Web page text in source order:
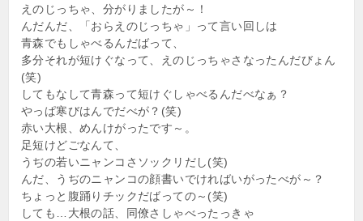
えのじっちゃ、分がりましたが～！
んだんだ、「おらえのじっちゃ」って言い回しは
青森でもしゃべるんだばって、
多分それが短けぐなって、えのじっちゃさなったんだびょん
(笑)
してもなして青森って短けぐしゃべるんだべなぁ？
やっぱ寒びはんでだべが？(笑)
赤い大根、めんけがったです～。
足短けどごなんて、
うぢの若いニャンコさソックリだし(笑)
んだ、うぢのニャンコの顔書いでければいがったべが～？
ちょっと腹踊りチックだばっての～(笑)
しても…大根の話、同僚さしゃべったっきゃ